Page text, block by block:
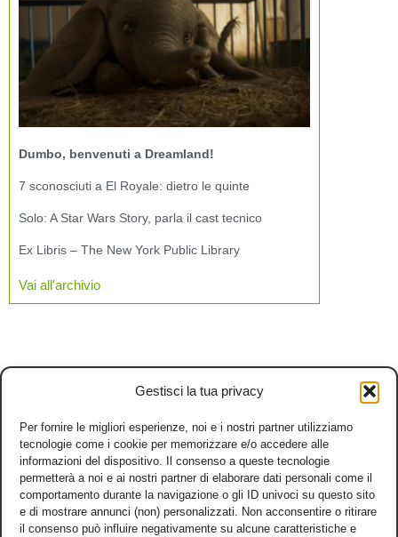
Gestisci la tua privacy
Per fornire le migliori esperienze, noi e i nostri partner utilizziamo
tecnologie come i cookie per memorizzare e/o accedere alle
informazioni del dispositivo. Il consenso a queste tecnologie
permetterà a noi e ai nostri partner di elaborare dati personali come il
comportamento durante la navigazione o gli ID univoci su questo sito
e di mostrare annunci (non) personalizzati. Non acconsentire o ritirare
il consenso può influire negativamente su alcune caratteristiche e
Dumbo, benvenuti a Dreamland!
7 sconosciuti a El Royale: dietro le quinte
Solo: A Star Wars Story, parla il cast tecnico
Ex Libris – The New York Public Library
Vai all'archivio